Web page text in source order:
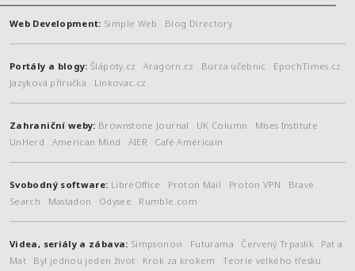
Web Development: Simple Web Blog Directory
Portály a blogy:Šlápoty.cz Aragorn.cz Burza učebnic
EpochTimes.cz
Jazyková příručka
Linkovac.cz
Zahraniční weby: Brownstone Journal UK Column
Mises Institute
UnHerd
American Mind AIER Café Américain
Svobodný software: LibreOffice Proton Mail Proton VPN
Brave
Search
Mastadon Odysee Rumble.com
Videa, seriály a zábava: Simpsonovi Futurama Červený Trpaslík
Pat a
Mat
Byl jednou jeden život Krok za krokem
Teorie velkého třesku